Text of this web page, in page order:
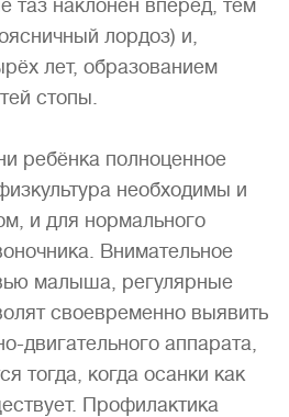
таз наклонён вперёд, тем
лордоз) и,
лет, образованием
стопы.
ребёнка полноценное
необходимы и
и для нормального
Внимательное
малыша, регулярные
своевременно выявить
двигательного аппарата,
тогда, когда осанки как
Профилактика